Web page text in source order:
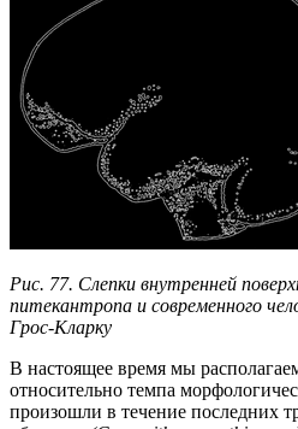
Рис. 77. Слепки внутренней
питекантропа и современного
Грос-Кларку
В настоящее время мы
относительно темпа
произошли в течение последних